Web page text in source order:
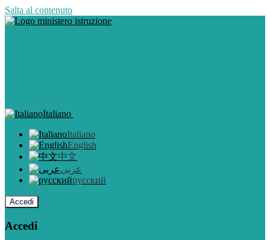
Salta al contenuto
Italiano
Italiano
English
中文
عربى
русский
Accedi
Accedi